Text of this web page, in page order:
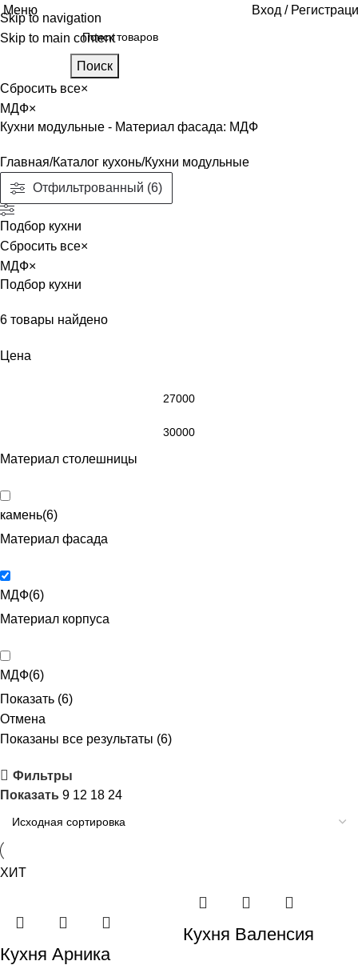
Skip to navigation
Skip to main content
Меню Вход /
Поиск
Сбросить все×
МДФ×
Кухни модульные - Материал фасада: МДФ
Главная Каталог кухонь Кухни модульные
Отфильтрованный (6)
Подбор кухни
Сбросить все×
МДФ×
Подбор кухни
6 товары найдено
Цена
Материал столешницы
камень(6)
Материал фасада
МДФ(6)
Материал корпуса
МДФ(6)
Показать (6)
Отмена
Показаны все результаты (6)
Фильтры
Показать 9 12 18 24
ХИТ
Кухня Арника
Кухня Валенсия